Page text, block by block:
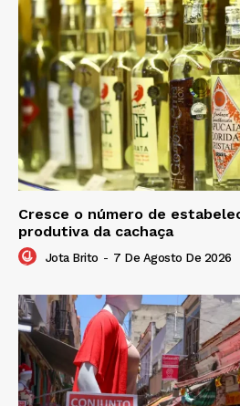
Cresce o número de
produtiva da cachaça
Jota Brito - 7 De Agosto De 2026